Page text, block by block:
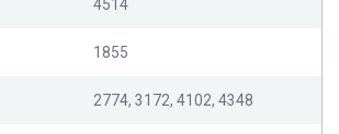
4514
1855
2774, 3172, 4102, 4348